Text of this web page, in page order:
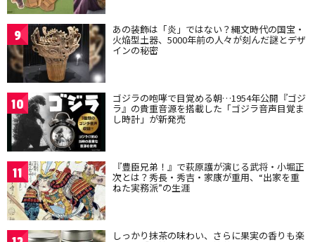
9 あの装飾は「炎」ではない？縄文時代の国宝・
火焔型土器、5000年前の人々が刻んだ謎とデザ
インの秘密
10 ゴジラの咆哮で目覚める朝…1954年公開『ゴジ
ラ』の貴重音源を搭載した「ゴジラ音声目覚ま
し時計」が新発売
11 『豊臣兄弟！』で萩原護が演じる武将・小堀正
次とは？秀長・秀吉・家康が重用、“出家を重
ねた実務派”の生涯
しっかり抹茶の味わい、さらに果実の香りも楽